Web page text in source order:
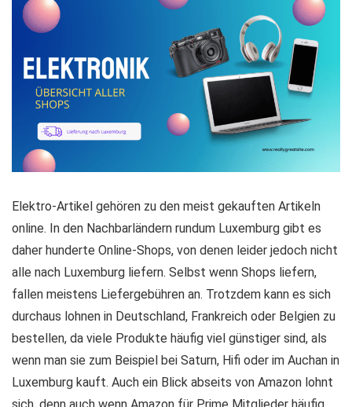
Elektro-Artikel gehören zu den meist gekauften Artikeln
online. In den Nachbarländern rundum Luxemburg gibt es
daher hunderte Online-Shops, von denen leider jedoch nicht
alle nach Luxemburg liefern. Selbst wenn Shops liefern,
fallen meistens Liefergebühren an. Trotzdem kann es sich
durchaus lohnen in Deutschland, Frankreich oder Belgien zu
bestellen, da viele Produkte häufig viel günstiger sind, als
wenn man sie zum Beispiel bei Saturn, Hifi oder im Auchan in
Luxemburg kauft. Auch ein Blick abseits von Amazon lohnt